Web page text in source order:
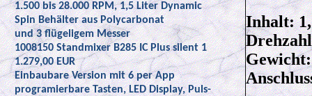
1.500 bis 28.000 RPM, 1,5 Liter Dynamic
Spin Behälter aus Polycarbonat
und 3 flügeligem Messer
1008150 Standmixer B285 IC Plus silent 1
1.279,00 EUR
Einbaubare Version mit 6 per App
programierbare Tasten, LED Display, Puls-
Inhalt: